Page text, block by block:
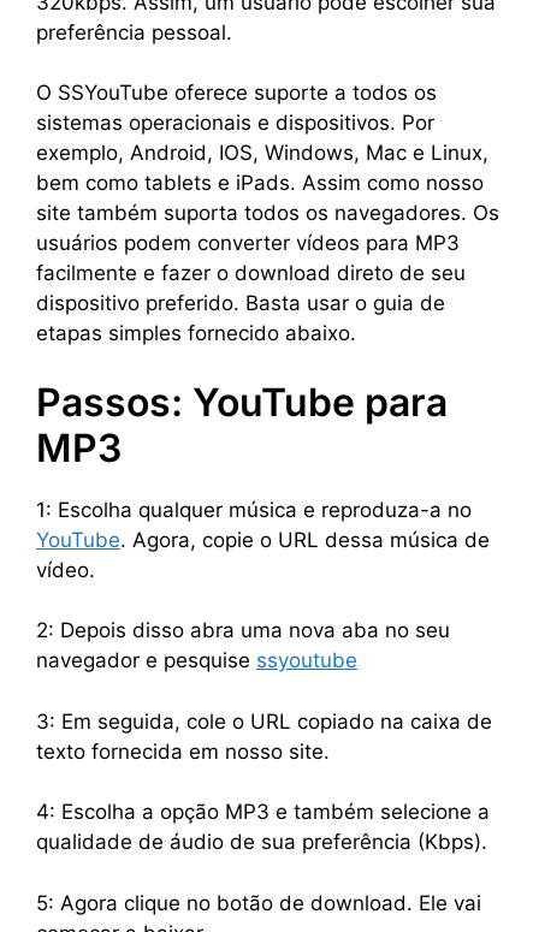
preferência pessoal.
O SSYouTube oferece suporte a todos os
sistemas operacionais e dispositivos. Por
exemplo, Android, IOS, Windows, Mac e Linux,
bem como tablets e iPads. Assim como nosso
site também suporta todos os navegadores. Os
usuários podem converter vídeos para MP3
facilmente e fazer o download direto de seu
dispositivo preferido. Basta usar o guia de
etapas simples fornecido abaixo.
Passos: YouTube para
MP3
1: Escolha qualquer música e reproduza-a no
YouTube. Agora, copie o URL dessa música de
vídeo.
2: Depois disso abra uma nova aba no seu
navegador e pesquise ssyoutube
3: Em seguida, cole o URL copiado na caixa de
texto fornecida em nosso site.
4: Escolha a opção MP3 e também selecione a
qualidade de áudio de sua preferência (Kbps).
5: Agora clique no botão de download. Ele vai